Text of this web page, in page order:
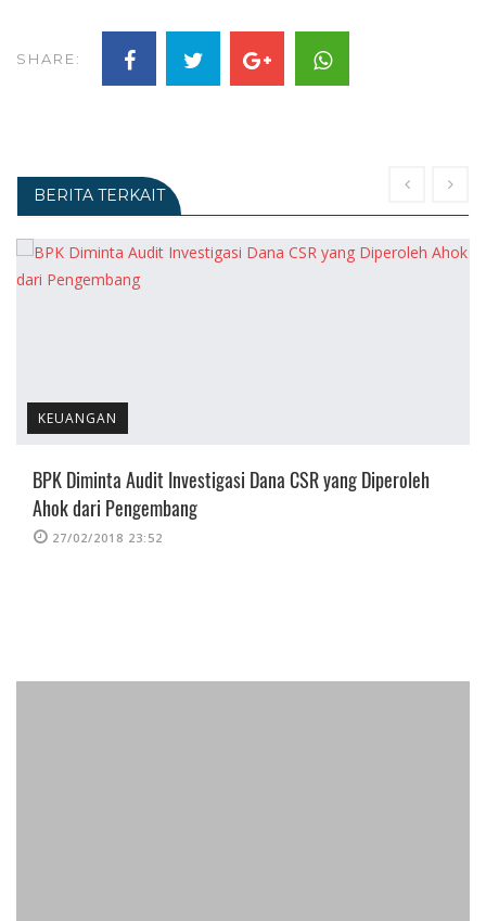
SHARE:
BERITA TERKAIT
KEUANGAN
BPK Diminta Audit Investigasi Dana CSR yang Diperoleh
Ahok dari Pengembang
27/02/2018 23:52